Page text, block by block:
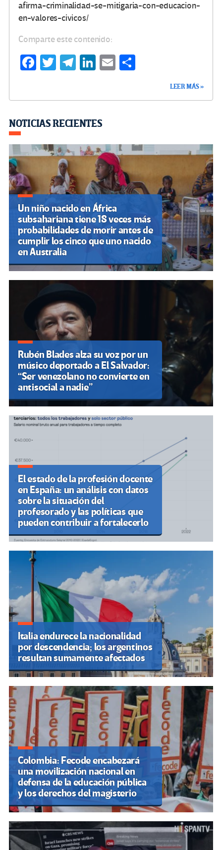
afirma-criminalidad-se-mitigaria-con-educacion-
en-valores-civicos/
Comparte este contenido:
Fa
o
k
T
Te
m
Li
n
E
tir
LEER MÁS »
NOTICIAS RECIENTES
Un niño nacido en África
subsahariana tiene 18 veces más
probabilidades de morir antes de
cumplir los cinco que uno nacido
en Australia
Rubén Blades alza su voz por un
músico deportado a El Salvador:
“Ser venezolano no convierte en
antisocial a nadie”
El estado de la profesión docente
en España: un análisis con datos
sobre la situación del
profesorado y las políticas que
pueden contribuir a fortalecerlo
Italia endurece la nacionalidad
por descendencia; los argentinos
resultan sumamente afectados
Colombia: Fecode encabezará
una movilización nacional en
defensa de la educación pública
y los derechos del magisterio